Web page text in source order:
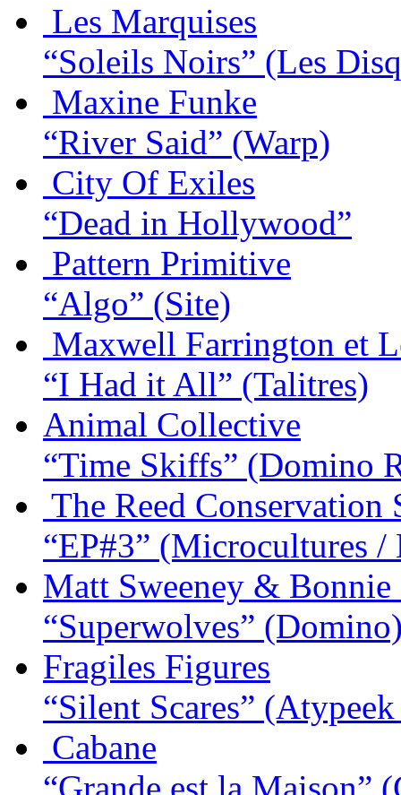
Les Marquises
“Soleils Noirs” (Les
Maxine Funke
“River Said” (Warp)
City Of Exiles
“Dead in Hollywood”
Pattern Primitive
“Algo” (Site)
Maxwell Farrington et
“I Had it All” (Talitres)
Animal Collective
“Time Skiffs” (Domino
The Reed Conservation
“EP#3” (Microcultures /
Matt Sweeney &
“Superwolves”
Fragiles Figures
“Silent Scares”
Cabane